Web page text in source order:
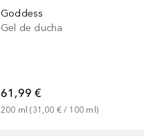
Goddess
Gel de ducha
61,99 €
200 ml (31,00 € / 100 ml)